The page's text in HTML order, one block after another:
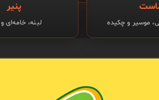
موسیر و چکیده
پنیر
لبنه، خامه‌ای و